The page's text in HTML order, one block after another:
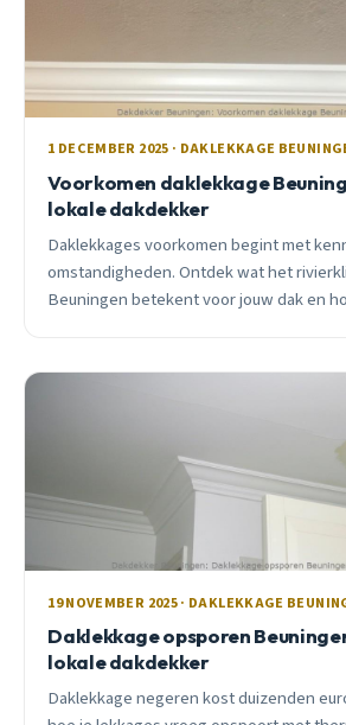
1 DECEMBER 2025 · DAKLEKKAGE
Voorkomen daklekkage
lokale dakdekker
Daklekkages voorkomen begint met
omstandigheden. Ontdek wat het
Beuningen betekent voor jouw dak en
19 NOVEMBER 2025 · DAKLEKKAGE
Daklekkage opsporen
lokale dakdekker
Daklekkage negeren kost duizenden